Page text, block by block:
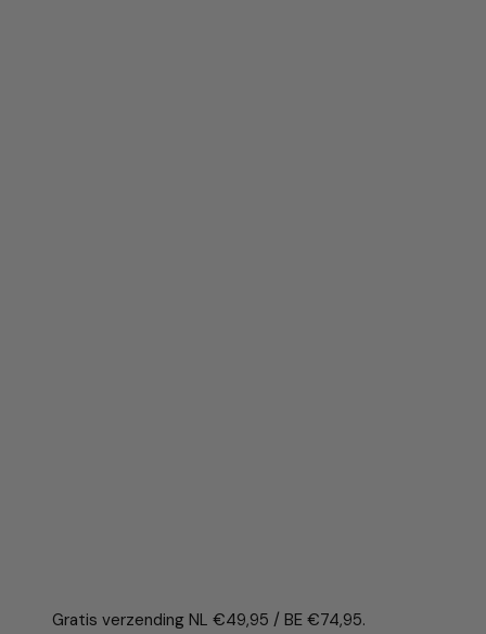
Gratis verzending NL €49,95 / BE €74,95.